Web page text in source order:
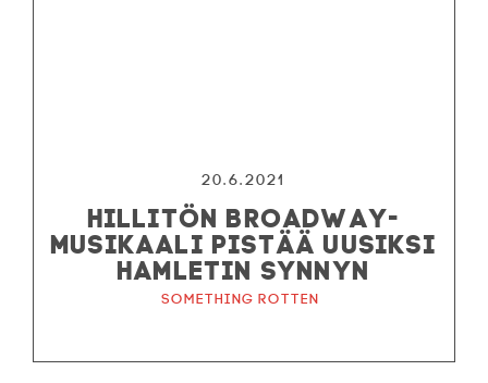
20.6.2021
HILLITÖN BROADWAY-
MUSIKAALI PISTÄÄ UUSIKSI
HAMLETIN SYNNYN
Something Rotten